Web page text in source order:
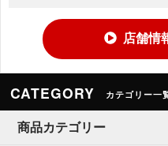
店舗情
CATEGORY カテゴリー一
商品カテゴリー